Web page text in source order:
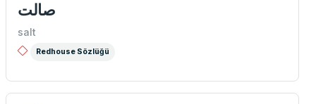
صالت
salt
Redhouse Sözlüğü